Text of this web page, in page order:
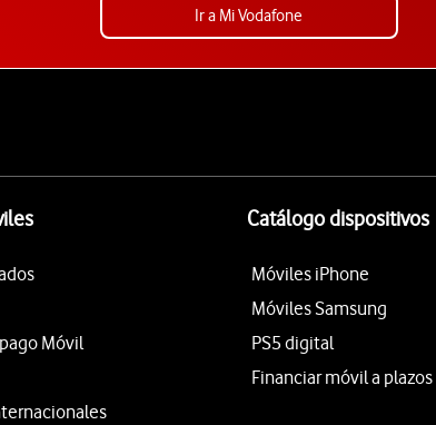
Ir a Mi Vodafone
Móvil
Catálogo dispositivos
Móviles iPhone
Móviles Samsung
PS5 digital
Financiar móvil a plazos